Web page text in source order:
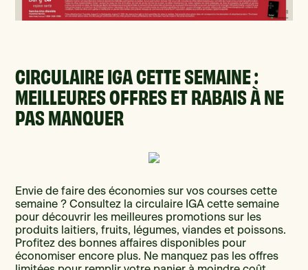
CIRCULAIRE IGA CETTE SEMAINE :
MEILLEURES OFFRES ET RABAIS À NE
PAS MANQUER
Envie de faire des économies sur vos courses cette
semaine ? Consultez la circulaire IGA cette semaine
pour découvrir les meilleures promotions sur les
produits laitiers, fruits, légumes, viandes et poissons.
Profitez des bonnes affaires disponibles pour
économiser encore plus. Ne manquez pas les offres